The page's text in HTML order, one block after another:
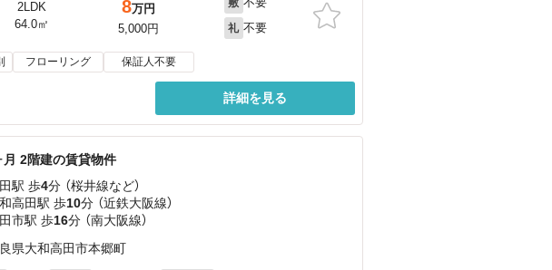
2LDK
64.0㎡
8万円
5,000円
礼 不要
フローリング 保証人不要
詳細を見る
2階建の賃貸物件
駅 歩4分 （桜井線など）
高田駅 歩10分 （近鉄大阪線）
市駅 歩16分 （南大阪線）
県大和高田市本郷町